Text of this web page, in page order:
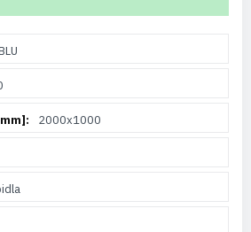
2000x1000